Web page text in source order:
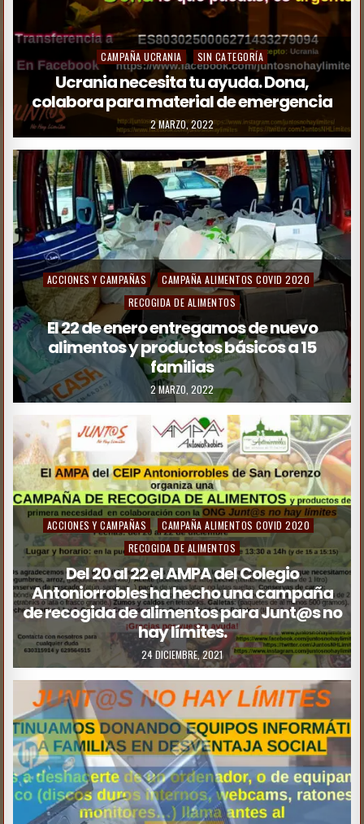
CAMPAÑA UCRANIA SIN CATEGORÍA
Ucrania necesita tu ayuda. Dona,
colabora para material de emergencia
2 MARZO, 2022
ACCIONES Y CAMPAÑAS
CAMPAÑA ALIMENTOS COVID 2020
RECOGIDA DE ALIMENTOS
El 22 de enero entregamos de nuevo
alimentos y productos básicos a 15
familias
2 MARZO, 2022
ACCIONES Y CAMPAÑAS
CAMPAÑA ALIMENTOS COVID 2020
RECOGIDA DE ALIMENTOS
Del 20 al 22 el AMPA del Colegio
Antoniorrobles ha hecho una campaña
de recogida de alimentos para Junt@s no
hay límites.
24 DICIEMBRE, 2021